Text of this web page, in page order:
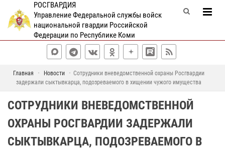
РОСГВАРДИЯ
Управление Федеральной службы войск
национальной гвардии Российской
Федерации по Республике Коми
Главная Новости
Сотрудники вневедомственной охраны Росгвардии
задержали сыктывкарца, подозреваемого в хищении чужого имущества
СОТРУДНИКИ ВНЕВЕДОМСТВЕННОЙ
ОХРАНЫ РОСГВАРДИИ ЗАДЕРЖАЛИ
СЫКТЫВКАРЦА, ПОДОЗРЕВАЕМОГО В